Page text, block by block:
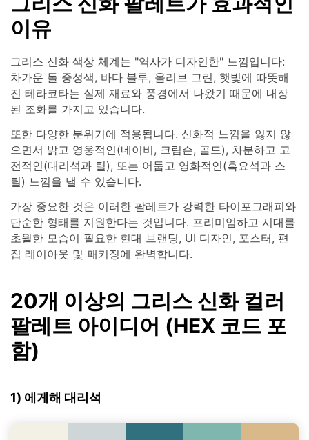
이유
그리스 신화 색상 체계는 "역사가 디자인한" 느낌입니다:
차가운 돌 중성색, 바다 블루, 올리브 그린, 햇빛에 따뜻해
진 테라코타는 실제 재료와 풍경에서 나왔기 때문에 내장
된 조화를 가지고 있습니다.
또한 다양한 분위기에 적용됩니다. 신화적 느낌을 잃지 않
으면서 밝고 영웅적인(네이비, 크림슨, 골드), 차분하고 고
전적인(대리석과 틸), 또는 어둡고 영화적인(흑요석과 스
틸) 느낌을 낼 수 있습니다.
가장 중요한 것은 이러한 팔레트가 강력한 타이포그래피와
단순한 형태를 지원한다는 것입니다. 프리미엄하고 시대를
초월한 모습이 필요한 현대 브랜딩, UI 디자인, 포스터, 편
집 레이아웃 및 패키징에 완벽합니다.
20개 이상의 그리스 신화 컬러
팔레트 아이디어 (HEX 코드 포
함)
1) 에게해 대리석